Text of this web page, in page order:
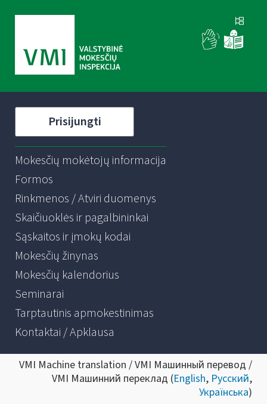
Prisijungti
Mokesčių mokėtojų informacija
Formos
Rinkmenos / Atviri duomenys
Skaičiuoklės ir pagalbininkai
Sąskaitos ir įmokų kodai
Mokesčių žinynas
Mokesčių kalendorius
Seminarai
Tarptautinis apmokestinimas
Kontaktai / Apklausa
VMI Machine translation / VMI Машинный перевод /
VMI Машинний переклад (English, Русский,
Українська)